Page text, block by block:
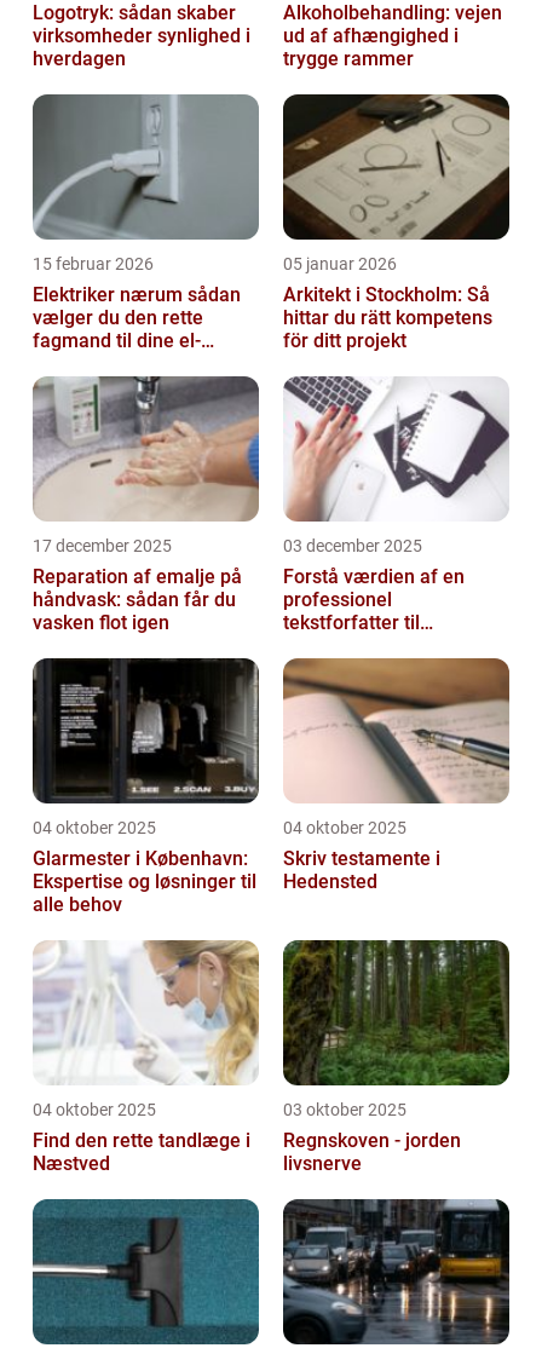
Logotryk: sådan skaber
virksomheder synlighed i
hverdagen
Alkoholbehandling: vejen
ud af afhængighed i
trygge rammer
15 februar 2026
Elektriker nærum sådan
vælger du den rette
fagmand til dine el-
05 januar 2026
Arkitekt i Stockholm: Så
hittar du rätt kompetens
för ditt projekt
17 december 2025
Reparation af emalje på
håndvask: sådan får du
vasken flot igen
03 december 2025
Forstå værdien af en
professionel
tekstforfatter til
04 oktober 2025
Glarmester i København:
Ekspertise og løsninger til
alle behov
04 oktober 2025
Skriv testamente i
Hedensted
04 oktober 2025
Find den rette tandlæge i
Næstved
03 oktober 2025
Regnskoven - jorden
livsnerve